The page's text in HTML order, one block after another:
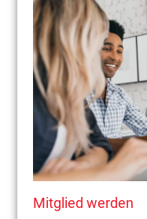
Mitglied werden